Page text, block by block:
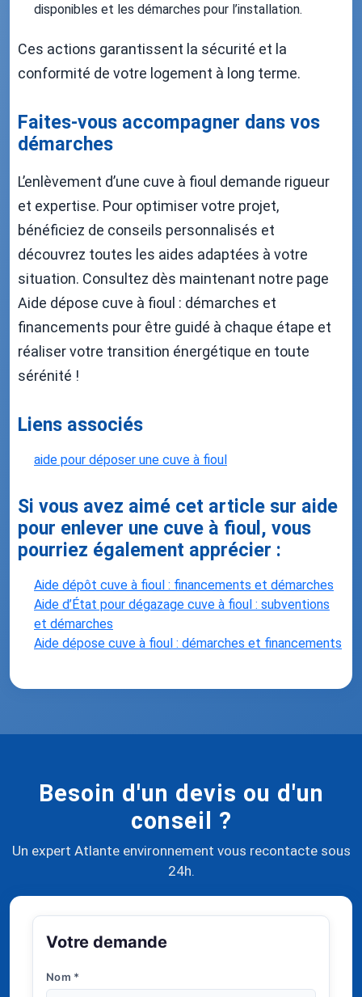
disponibles et les démarches pour l’installation.
Ces actions garantissent la sécurité et la
conformité de votre logement à long terme.
Faites-vous accompagner dans vos
démarches
L’enlèvement d’une cuve à fioul demande rigueur
et expertise. Pour optimiser votre projet,
bénéficiez de conseils personnalisés et
découvrez toutes les aides adaptées à votre
situation. Consultez dès maintenant notre page
Aide dépose cuve à fioul : démarches et
financements pour être guidé à chaque étape et
réaliser votre transition énergétique en toute
sérénité !
Liens associés
aide pour déposer une cuve à fioul
Si vous avez aimé cet article sur aide
pour enlever une cuve à fioul, vous
pourriez également apprécier :
Aide dépôt cuve à fioul : financements et démarches
Aide d’État pour dégazage cuve à fioul : subventions
et démarches
Aide dépose cuve à fioul : démarches et financements
Besoin d'un devis ou d'un
conseil ?
Un expert Atlante environnement vous recontacte sous
24h.
Votre demande
Nom *